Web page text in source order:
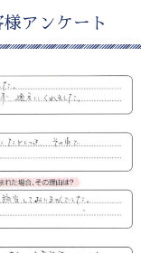
アンケート